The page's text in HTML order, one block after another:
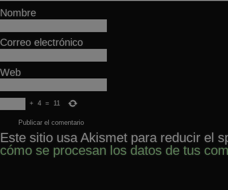
Nombre
Correo electrónico
Web
+ 4 = 11
Este sitio usa Akismet para reducir el
cómo se procesan los datos de tus